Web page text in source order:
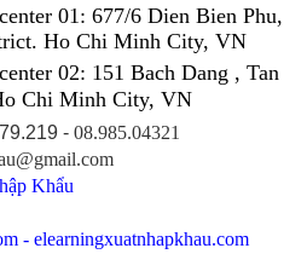
01: 677/6 Dien Bien Phu,
Ho Chi Minh City, VN
02: 151 Bach Dang , Tan
Chi Minh City, VN
- 08.985.04321
Khẩu
- elearningxuatnhapkhau.com